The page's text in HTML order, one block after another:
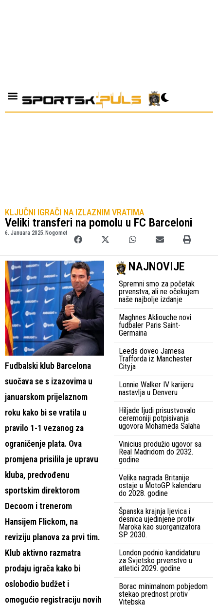
KLJUČNI IGRAČI NA IZLAZNIM VRATIMA
Veliki transferi na pomolu u FC Barceloni
6. Januara 2025.Nogomet
Fudbalski klub Barcelona
suočava se s izazovima u
januarskom prijelaznom
roku kako bi se vratila u
pravilo 1-1 vezanog za
ograničenje plata. Ova
promjena prisilila je upravu
kluba, predvođenu
sportskim direktorom
Decoom i trenerom
Hansijem Flickom, na
reviziju planova za prvi tim.
Klub aktivno razmatra
prodaju igrača kako bi
oslobodio budžet i
omogućio registraciju novih
NAJNOVIJE
Spremni smo za početak
prvenstva, ali ne očekujem
naše najbolje izdanje
Maghnes Akliouche novi
fudbaler Paris Saint-
Germaina
Leeds doveo Jamesa
Trafforda iz Manchester
Cityja
Lonnie Walker IV karijeru
nastavlja u Denveru
Hiljade ljudi prisustvovalo
ceremoniji potpisivanja
ugovora Mohameda Salaha
Vinicius produžio ugovor sa
Real Madridom do 2032.
godine
Velika nagrada Britanije
ostaje u MotoGP kalendaru
do 2028. godine
Španska krajnja ljevica i
desnica ujedinjene protiv
Maroka kao suorganizatora
SP 2030.
London podnio kandidaturu
za Svjetsko prvenstvo u
atletici 2029. godine
Borac minimalnom pobjedom
stekao prednost protiv
Vitebska